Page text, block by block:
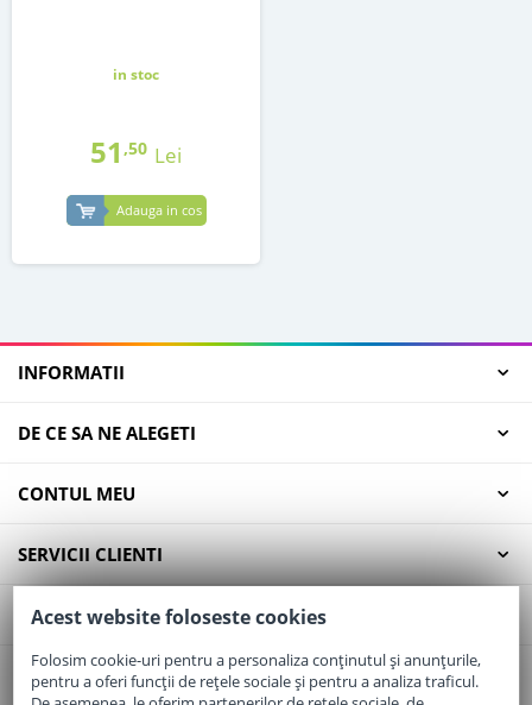
in stoc
51 ,50 Lei
Adauga in cos
INFORMATII
DE CE SA NE ALEGETI
CONTUL MEU
SERVICII CLIENTI
CONTACT
Email:office@elaptepraf.ro
Acest website foloseste cookies
Folosim cookie-uri pentru a personaliza conținutul și anunțurile,
pentru a oferi funcții de rețele sociale și pentru a analiza traficul.